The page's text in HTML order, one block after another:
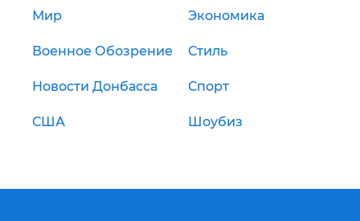
Мир Экономика
Военное Обозрение Стиль
Новости Донбасса Спорт
США Шоубиз